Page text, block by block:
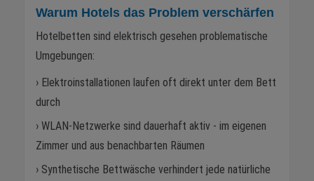
Warum Hotels das Problem verschärfen
Hotelbetten sind elektrisch gesehen problematische
Umgebungen:
› Elektroinstallationen laufen oft direkt unter dem Bett
durch
› WLAN-Netzwerke sind dauerhaft aktiv - im eigenen
Zimmer und aus benachbarten Räumen
› Synthetische Bettwäsche verhindert jede natürliche